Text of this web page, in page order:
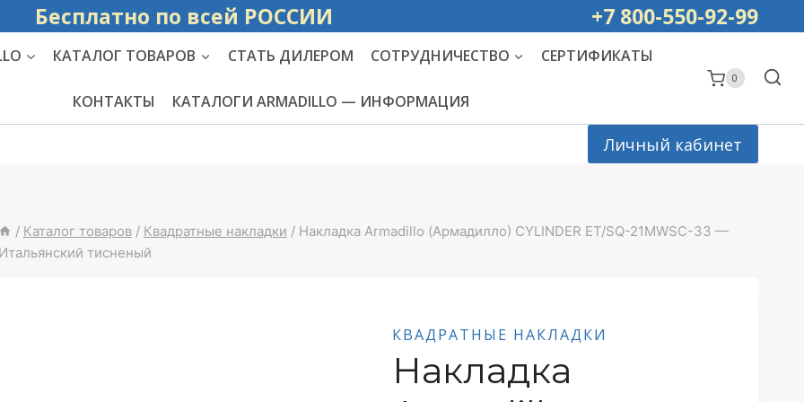
Бесплатно по всей РОССИИ +7 800-550-92-99
КАТАЛОГ ТОВАРОВ СТАТЬ ДИЛЕРОМ СОТРУДНИЧЕСТВО СЕРТИФИКАТЫ
КОНТАКТЫ КАТАЛОГИ ARMADILLO — ИНФОРМАЦИЯ
0
Личный кабинет
/ Каталог товаров / Квадратные накладки / Накладка Armadillo (Армадилло) CYLINDER ET/SQ-21MWSC-33 —
Итальянский тисненый
КВАДРАТНЫЕ НАКЛАДКИ
Накладка